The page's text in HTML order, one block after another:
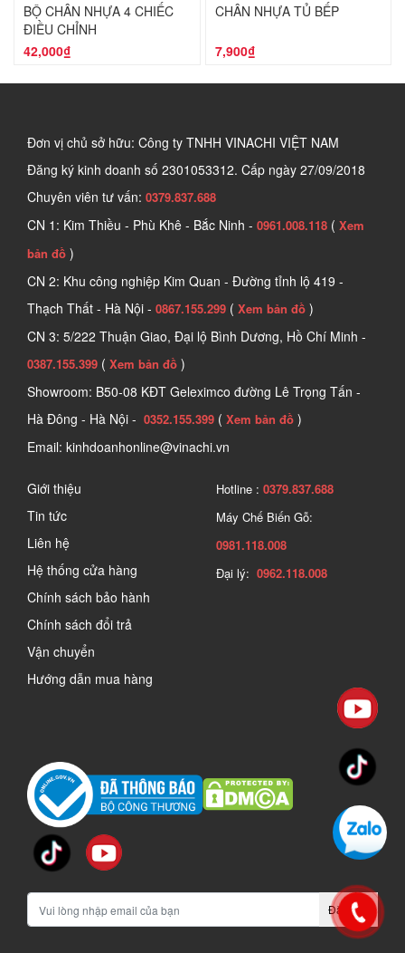
BỘ CHÂN NHỰA 4 CHIẾC
ĐIỀU CHỈNH
42,000₫
CHÂN NHỰA TỦ BẾP
7,900₫
Đơn vị chủ sở hữu: Công ty TNHH VINACHI VIỆT NAM
Đăng ký kinh doanh số 2301053312. Cấp ngày 27/09/2018
Chuyên viên tư vấn: 0379.837.688
CN 1: Kim Thiều - Phù Khê - Bắc Ninh - 0961.008.118 ( Xem
bản đồ )
CN 2: Khu công nghiệp Kim Quan - Đường tỉnh lộ 419 -
Thạch Thất - Hà Nội - 0867.155.299 ( Xem bản đồ )
CN 3: 5/222 Thuận Giao, Đại lộ Bình Dương, Hồ Chí Minh -
0387.155.399 ( Xem bản đồ )
Showroom: B50-08 KĐT Geleximco đường Lê Trọng Tấn -
Hà Đông - Hà Nội - 0352.155.399 ( Xem bản đồ )
Email: kinhdoanhonline@vinachi.vn
Giới thiệu
Tin tức
Liên hệ
Hệ thống cửa hàng
Chính sách bảo hành
Chính sách đổi trả
Vận chuyển
Hướng dẫn mua hàng
Hotline : 0379.837.688
Máy Chế Biến Gỗ:
0981.118.008
Đại lý: 0962.118.008
Đăng ký